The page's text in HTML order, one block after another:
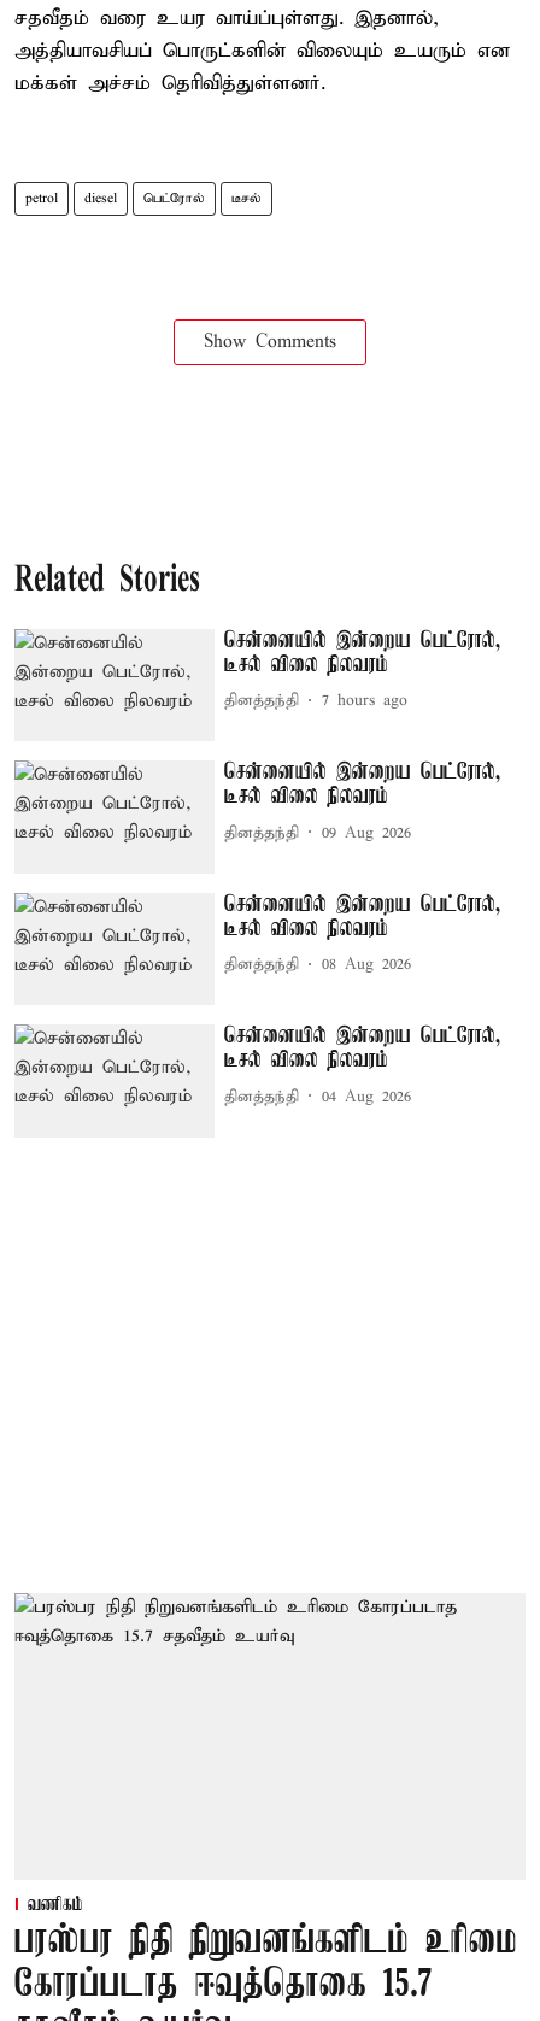
சதவீதம் வரை உயர வாய்ப்புள்ளது. இதனால்,
அத்தியாவசியப் பொருட்களின் விலையும் உயரும் என
மக்கள் அச்சம் தெரிவித்துள்ளனர்.
petrol diesel பெட்ரோல் டீசல்
Show Comments
Related Stories
சென்னையில் இன்றைய பெட்ரோல்,
டீசல் விலை நிலவரம்
தினத்தந்தி 7 hours ago
சென்னையில் இன்றைய பெட்ரோல்,
டீசல் விலை நிலவரம்
தினத்தந்தி 09 Aug 2026
சென்னையில் இன்றைய பெட்ரோல்,
டீசல் விலை நிலவரம்
தினத்தந்தி 08 Aug 2026
சென்னையில் இன்றைய பெட்ரோல்,
டீசல் விலை நிலவரம்
தினத்தந்தி 04 Aug 2026
வணிகம்
பரஸ்பர நிதி நிறுவனங்களிடம் உரிமை
கோரப்படாத ஈவுத்தொகை 15.7